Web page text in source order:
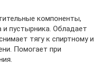
компоненты,
и пустырника. Обладает
тягу к спиртному и
Помогает при